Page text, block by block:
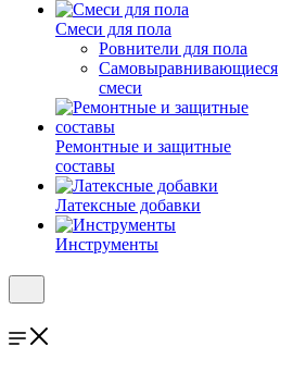
Смеси для пола
Ровнители для пола
Самовыравнивающиеся
смеси
Ремонтные и защитные
составы
Латексные добавки
Инструменты